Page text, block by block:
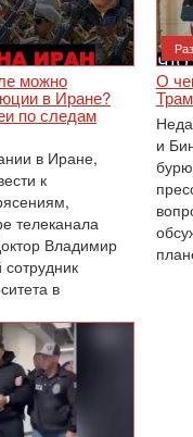
можно
в Иране?
по следам
в Иране,
к
телеканала
Владимир
в
О
и